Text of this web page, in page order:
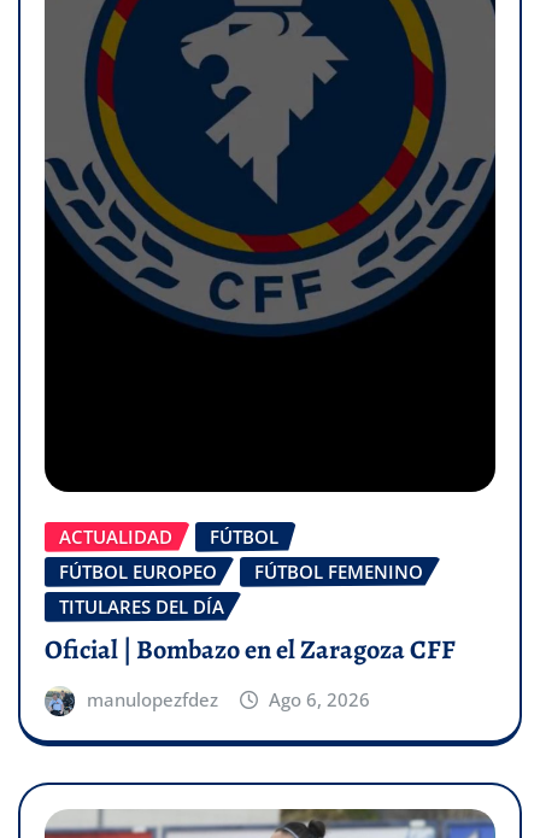
ACTUALIDAD
FÚTBOL
FÚTBOL EUROPEO
FÚTBOL FEMENINO
TITULARES DEL DÍA
Oficial | Bombazo en el Zaragoza CFF
manulopezfdez Ago 6, 2026